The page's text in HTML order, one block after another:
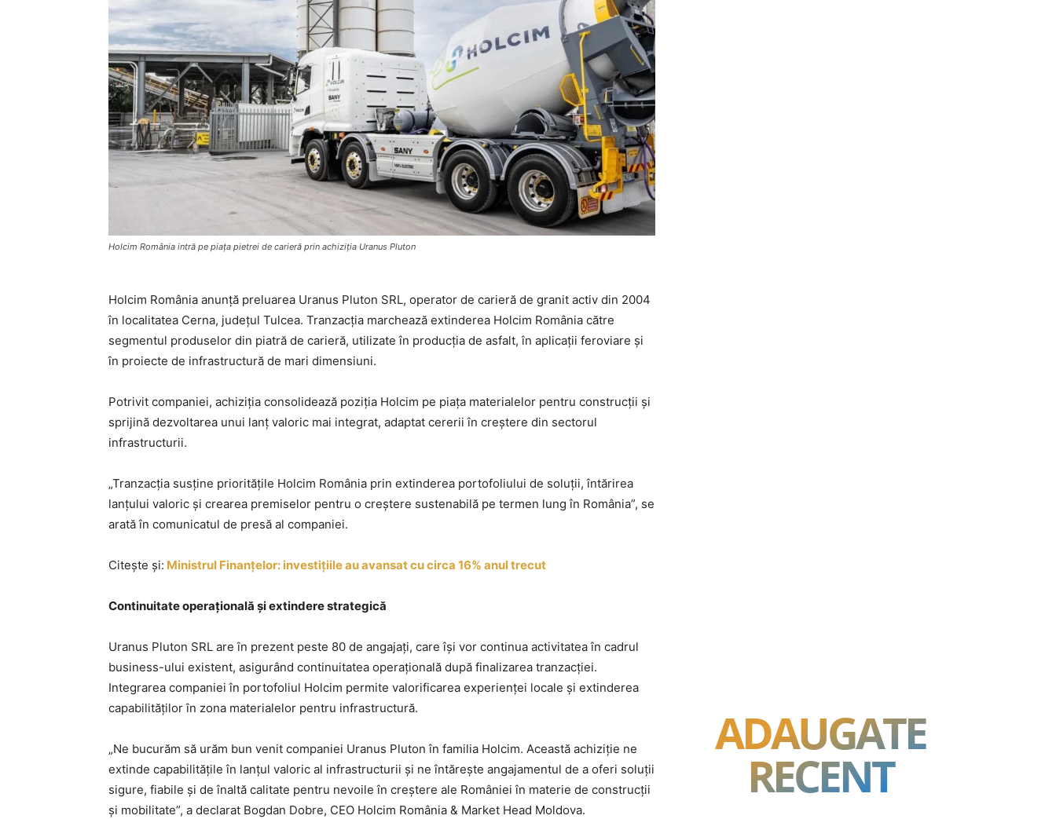
Holcim România intră pe piața pietrei de carieră prin achiziția Uranus Pluton
Holcim România anunță preluarea Uranus Pluton SRL, operator de carieră de granit activ din 2004
în localitatea Cerna, județul Tulcea. Tranzacția marchează extinderea Holcim România către
segmentul produselor din piatră de carieră, utilizate în producția de asfalt, în aplicații feroviare și
în proiecte de infrastructură de mari dimensiuni.
Potrivit companiei, achiziția consolidează poziția Holcim pe piața materialelor pentru construcții și
sprijină dezvoltarea unui lanț valoric mai integrat, adaptat cererii în creștere din sectorul
infrastructurii.
„Tranzacția susține prioritățile Holcim România prin extinderea portofoliului de soluții, întărirea
lanțului valoric și crearea premiselor pentru o creștere sustenabilă pe termen lung în România”, se
arată în comunicatul de presă al companiei.
Citește și: Ministrul Finanțelor: investițiile au avansat cu circa 16% anul trecut
Continuitate operațională și extindere strategică
Uranus Pluton SRL are în prezent peste 80 de angajați, care își vor continua activitatea în cadrul
business-ului existent, asigurând continuitatea operațională după finalizarea tranzacției.
Integrarea companiei în portofoliul Holcim permite valorificarea experienței locale și extinderea
capabilităților în zona materialelor pentru infrastructură.
„Ne bucurăm să urăm bun venit companiei Uranus Pluton în familia Holcim. Această achiziție ne
extinde capabilitățile în lanțul valoric al infrastructurii și ne întărește angajamentul de a oferi soluții
sigure, fiabile și de înaltă calitate pentru nevoile în creștere ale României în materie de construcții
și mobilitate”, a declarat Bogdan Dobre, CEO Holcim România & Market Head Moldova.
ADAUGATE
RECENT